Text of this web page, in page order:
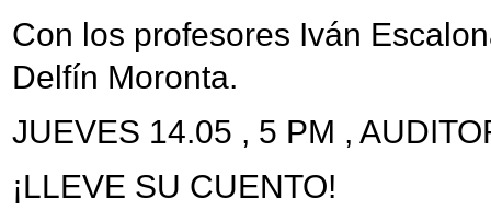
Con los profesores Iván
Delfín Moronta.
JUEVES 14.05 , 5 PM ,
¡LLEVE SU CUENTO!